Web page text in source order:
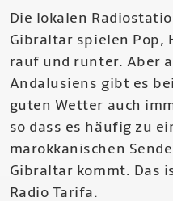
Die lokalen
Gibraltar spielen Pop,
rauf und runter. Aber
Andalusiens gibt es
guten Wetter auch
so dass es häufig zu
marokkanischen
Gibraltar kommt. Das
Radio Tarifa.